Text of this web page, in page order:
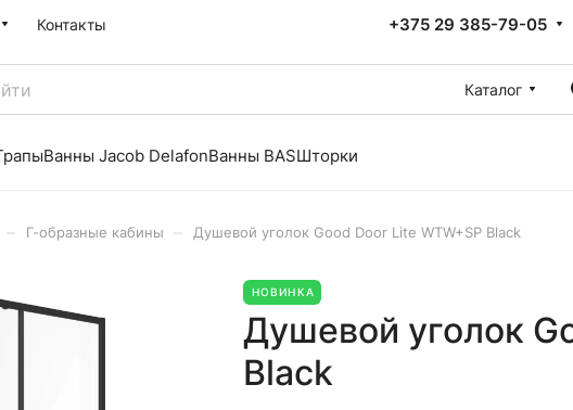
Контакты +375 29 385-79-05
Каталог
Ванны Jacob DelafonВанны BASШторки
Г-образные кабины Душевой уголок Good Door Lite WTW+SP Black
НОВИНКА
Душевой уголок
Black